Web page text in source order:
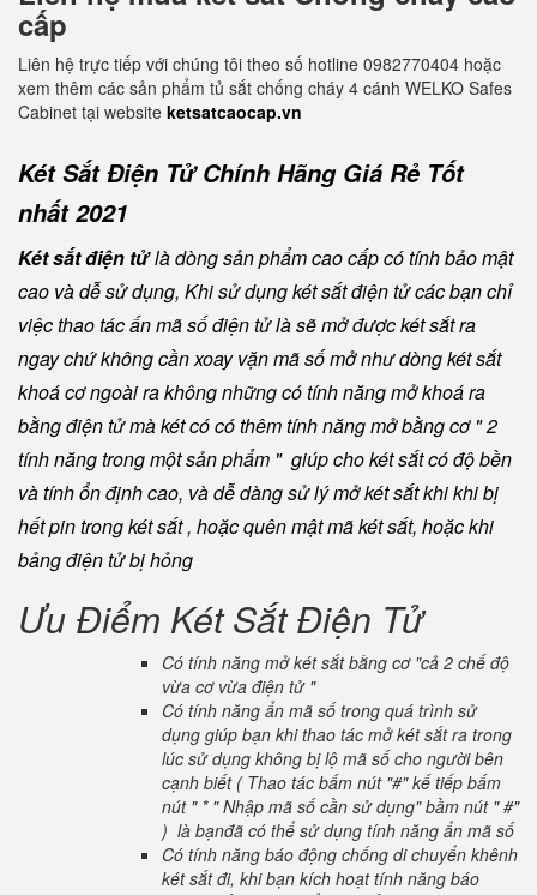
cấp
Liên hệ trực tiếp với chúng tôi theo số hotline 0982770404 hoặc
xem thêm các sản phẩm tủ sắt chống cháy 4 cánh WELKO Safes
Cabinet tại website ketsatcaocap.vn
Két Sắt Điện Tử Chính Hãng Giá Rẻ Tốt
nhất 2021
Két sắt điện tửlà dòng sản phẩm cao cấp có tính bảo mật
cao và dễ sử dụng, Khi sử dụng két sắt điện tử các bạn chỉ
việc thao tác ấn mã số điện tử là sẽ mở được két sắt ra
ngay chứ không cần xoay vặn mã số mở như dòng két sắt
khoá cơ ngoài ra không những có tính năng mở khoá ra
bằng điện tử mà két có có thêm tính năng mở bằng cơ " 2
tính năng trong một sản phẩm " giúp cho két sắt có độ bền
và tính ổn định cao, và dễ dàng sử lý mở két sắt khi khi bị
hết pin trong két sắt , hoặc quên mật mã két sắt, hoặc khi
bảng điện tử bị hỏng
Ưu Điểm Két Sắt Điện Tử
Có tính năng mở két sắt bằng cơ "cả 2 chế độ
vừa cơ vừa điện tử "
Có tính năng ẩn mã số trong quá trình sử
dụng giúp bạn khi thao tác mở két sắt ra trong
lúc sử dụng không bị lộ mã số cho người bên
cạnh biết ( Thao tác bấm nút "#" kế tiếp bấm
nút " * " Nhập mã số cần sử dụng" bầm nút " #"
) là bạnđã có thể sử dụng tính năng ẩn mã số
Có tính năng báo động chống di chuyển khênh
két sắt đi, khi bạn kích hoạt tính năng báo